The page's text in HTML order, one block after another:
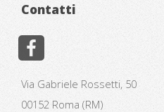
Contatti
Via Gabriele Rossetti, 50
00152 Roma (RM)